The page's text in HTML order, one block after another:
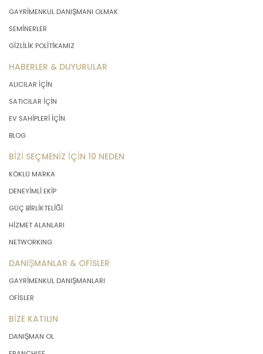
GAYRİMENKUL DANIŞMANI OLMAK
SEMİNERLER
GİZLİLİK POLİTİKAMIZ
HABERLER & DUYURULAR
ALICILAR İÇİN
SATICILAR İÇİN
EV SAHİPLERİ İÇİN
BLOG
BİZİ SEÇMENİZ İÇİN 10 NEDEN
KÖKLÜ MARKA
DENEYİMLİ EKİP
GÜÇ BİRLİKTELİĞİ
HİZMET ALANLARI
NETWORKING
DANIŞMANLAR & OFİSLER
GAYRİMENKUL DANIŞMANLARI
OFİSLER
BİZE KATILIN
DANIŞMAN OL